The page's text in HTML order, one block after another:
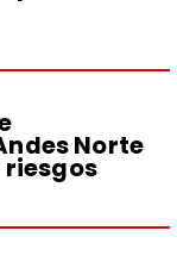
Norte
riesgos